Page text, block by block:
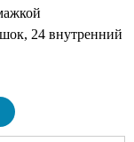
24 внутренний